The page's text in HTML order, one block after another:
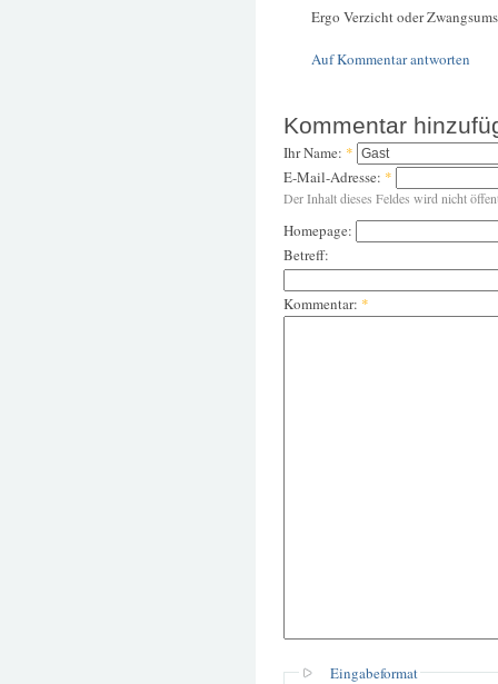
Ergo Verzicht oder
Auf Kommentar antworten
Kommentar
Ihr Name: *
E-Mail-Adresse: *
Der Inhalt dieses Feldes wird nicht
Homepage:
Betreff:
Kommentar: *
Eingabeformat